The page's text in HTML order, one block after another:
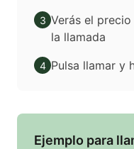
3 Verás el
la llamada
4 Pulsa llamar y
Ejemplo para